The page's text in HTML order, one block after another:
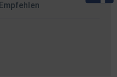
Empfehlen